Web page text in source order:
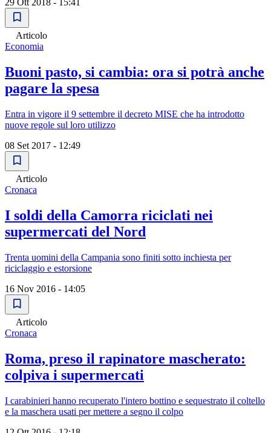
29 Ott 2018 - 15:41
Articolo
Economia
Buoni pasto, si cambia: ora si potrà anche
pagare la spesa
Entra in vigore il 9 settembre il decreto MISE che ha introdotto
nuove regole sul loro utilizzo
08 Set 2017 - 12:49
Articolo
Cronaca
I soldi della Camorra riciclati nei
supermercati del Nord
Trenta uomini della Campania sono finiti sotto inchiesta per
riciclaggio e estorsione
16 Nov 2016 - 14:05
Articolo
Cronaca
Roma, preso il rapinatore mascherato:
colpiva i supermercati
I carabinieri hanno recuperato l'intero bottino e sequestrato il coltello
e la maschera usati per mettere a segno il colpo